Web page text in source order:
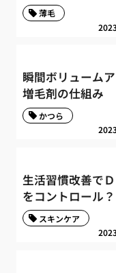
薄毛
瞬間ボリューム
増毛剤の仕組み
かつら
生活習慣改善で
をコントロール？
スキンケア